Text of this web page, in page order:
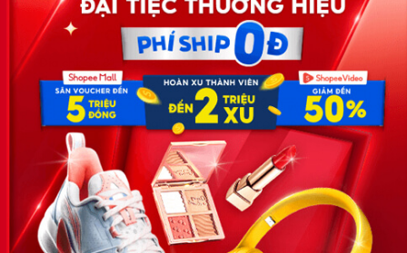
Công ty TNHH Eyeplus Online
Địa chỉ: Số 81, ngõ 68, đường Cầu Giấy, Tổ 05, Phường Quan
Hoa, Quận Cầu Giấy, TP Hà Nội, Việt Nam
SĐT: 0981 448 766
Email:
hotro@timviec.com.vn
VỀ CHÚNG TÔI
News.timviec.com.vn là website cung cấp thông tin liên quan đến
nhân sự, nghề nghiệp do Timviec.com.vn vận hành nhằm giúp
doanh nghiệp, nhân sự tuyển dụng, người đi làm, người tìm việc
cập nhật thông tin và đáp ứng được mong muốn của mình.